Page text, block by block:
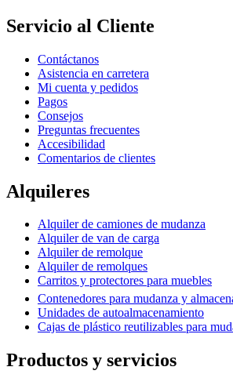
Servicio al Cliente
Contáctanos
Asistencia en carretera
Mi cuenta y pedidos
Pagos
Consejos
Preguntas frecuentes
Accesibilidad
Comentarios de clientes
Alquileres
Alquiler de camiones de mudanza
Alquiler de van de carga
Alquiler de remolque
Alquiler de remolques
Carritos y protectores para muebles
Contenedores para mudanza y
Unidades de autoalmacenamiento
Cajas de plástico reutilizables para
Productos y servicios